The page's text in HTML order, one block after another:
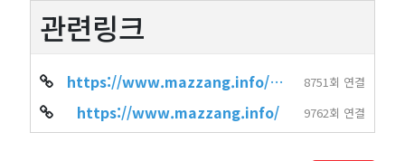
관련링크
https://www.mazzang.info/shop_info.php?wr_id=3803 8751회 연결
https://www.mazzang.info/ 9762회 연결